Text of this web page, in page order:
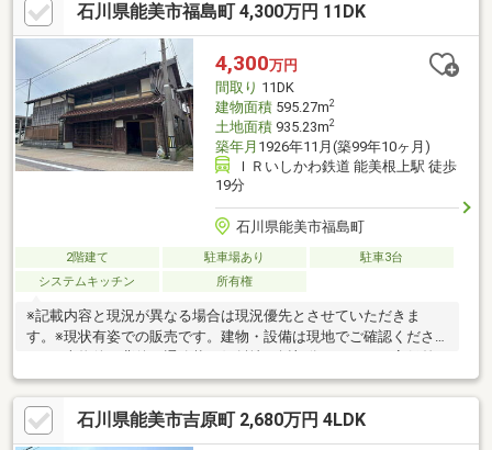
石川県能美市福島町 4,300万円 11DK
4,300万円
間取り 11DK
建物面積595.27m2
土地面積935.23m2
築年月 1926年11月(築99年10ヶ月)
ＩＲいしかわ鉄道 能美根上駅 徒歩
19分
石川県能美市福島町
2階建て 駐車場あり
駐車3台
システムキッチン
所有権
※記載内容と現況が異なる場合は現況優先とさせていただきま
す。※現状有姿での販売です。建物・設備は現地でご確認くださ
い。※本物件の背後に通路状の傾斜地（坂部分）があり、高低差
や勾配の基準（3m・30度以上）に該当する恐れがあるため、将来
の再建築時には一定の離隔距離（セットバック）を設けるよう行
政指導を受ける可能性があります。※敷地内の残置物は、引渡し
までに売主負担にて撤去・処分するものとする。植栽剪定は要相
石川県能美市吉原町 2,680万円 4LDK